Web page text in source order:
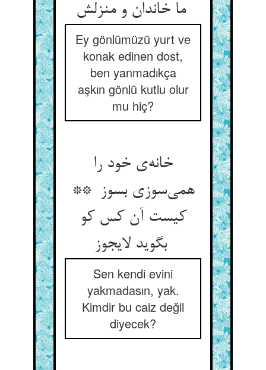
ما خاندان و منزلش
Ey gönlümüzü yurt ve
konak edinen dost,
ben yanmadıkça
aşkın gönlü kutlu olur
mu hiç?
خانه‌ی خود را
همی‌سوزی بسوز **
کیست آن کس کو
بگوید لایجوز
Sen kendi evini
yakmadasın, yak.
Kimdir bu caiz değil
diyecek?